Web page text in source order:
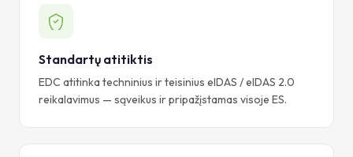
Standartų atitiktis
EDC atitinka techninius ir teisinius eIDAS / eIDAS 2.0
reikalavimus — sąveikus ir pripažįstamas visoje ES.